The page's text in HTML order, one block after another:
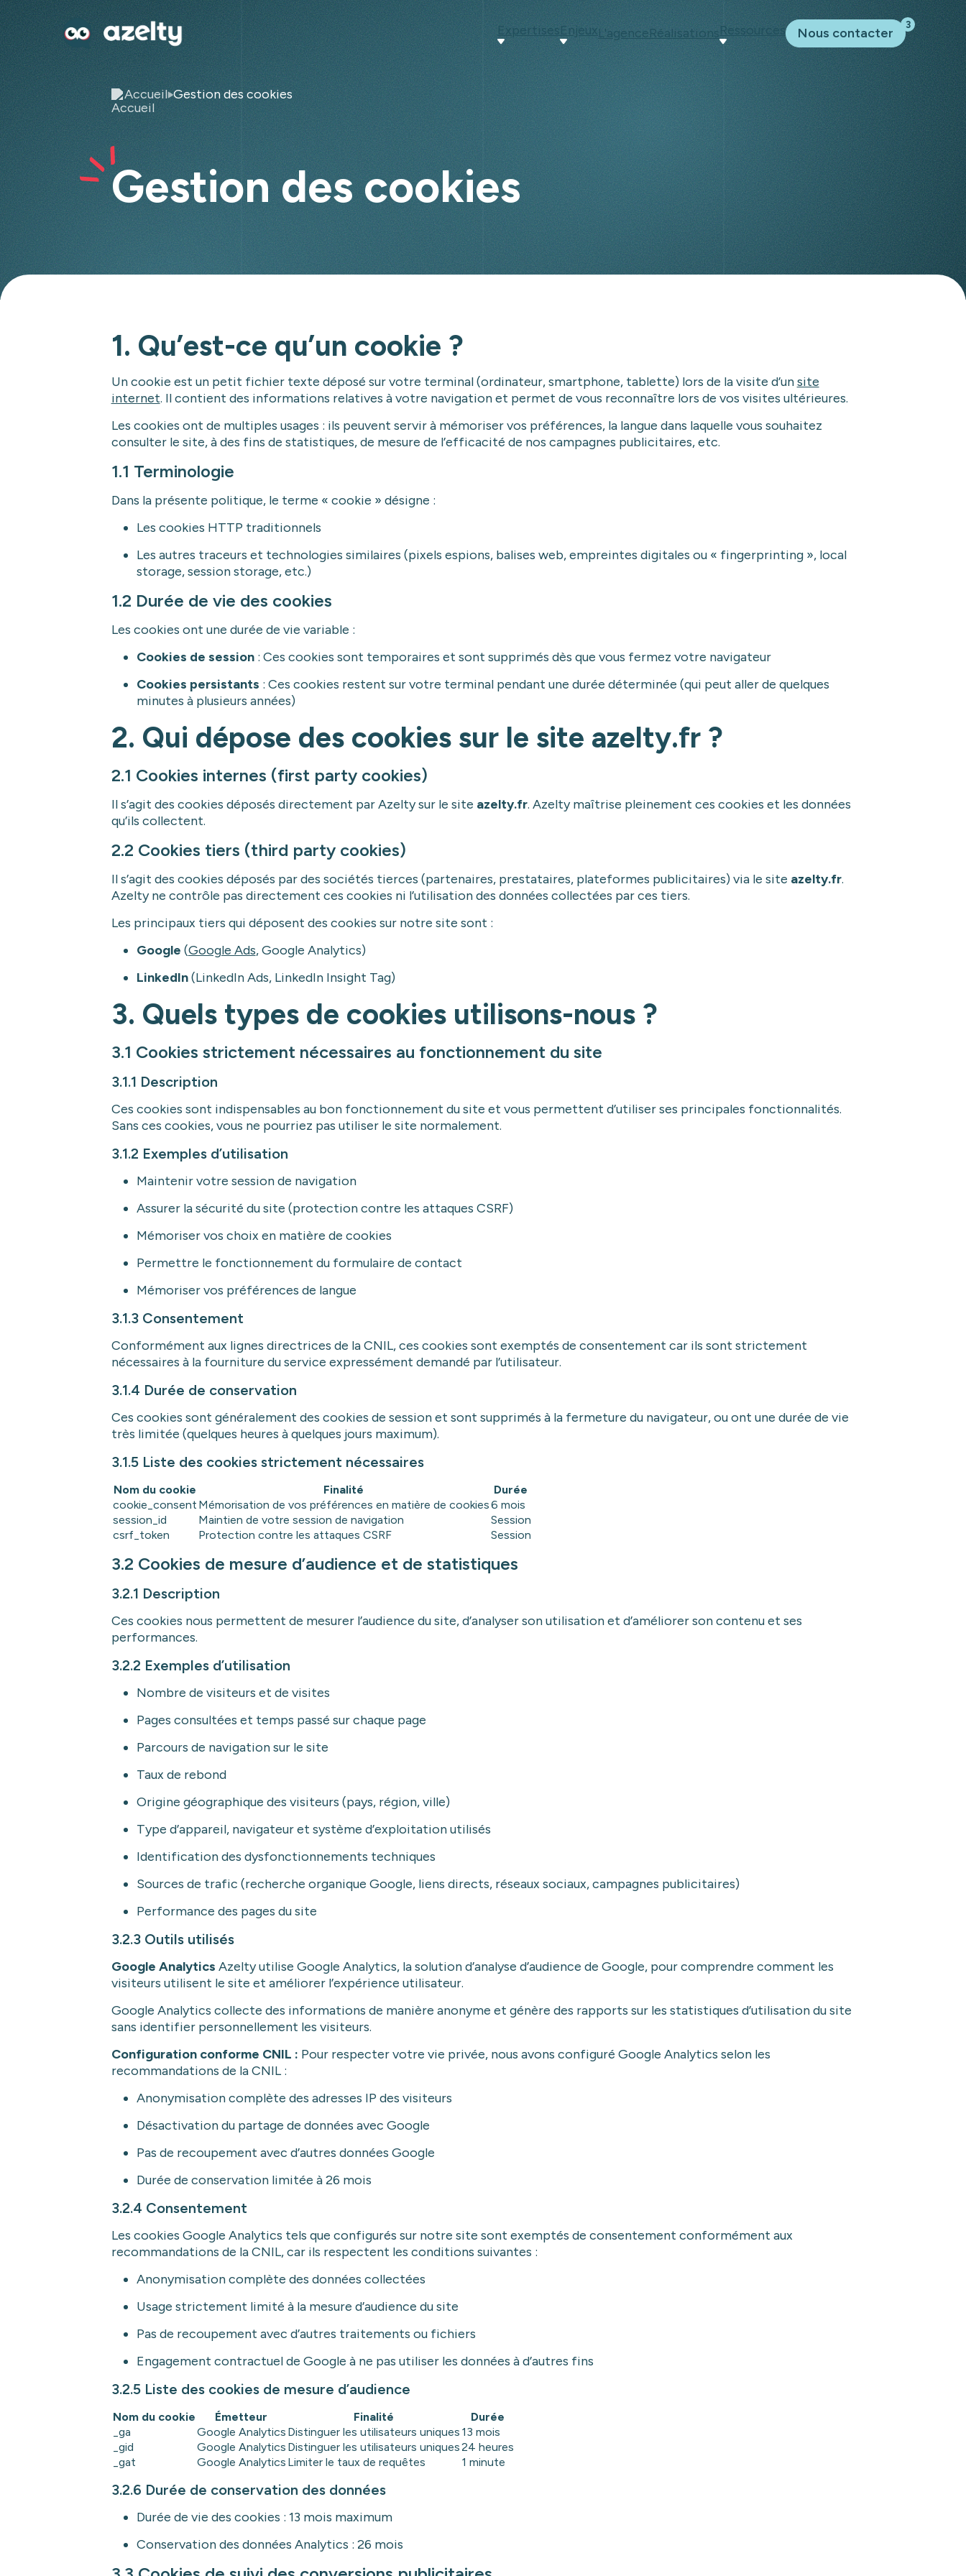
ExpertisesEnjeux L'agence
3
RéalisationsRessources Nous contacter
Accueil Gestion des cookies
Gestion des cookies
1. Qu’est-ce qu’un cookie ?
Un cookie est un petit fichier texte déposé sur votre terminal (ordinateur, smartphone, tablette) lors de la visite d’unsite
internet. Il contient des informations relatives à votre navigation et permet de vous reconnaître lors de vos visites ultérieures.
Les cookies ont de multiples usages : ils peuvent servir à mémoriser vos préférences, la langue dans laquelle vous souhaitez
consulter le site, à des fins de statistiques, de mesure de l’efficacité de nos campagnes publicitaires, etc.
1.1 Terminologie
Dans la présente politique, le terme « cookie » désigne :
Les cookies HTTP traditionnels
Les autres traceurs et technologies similaires (pixels espions, balises web, empreintes digitales ou « fingerprinting », local
storage, session storage, etc.)
1.2 Durée de vie des cookies
Les cookies ont une durée de vie variable :
Cookies de session: Ces cookies sont temporaires et sont supprimés dès que vous fermez votre navigateur
Cookies persistants : Ces cookies restent sur votre terminal pendant une durée déterminée (qui peut aller de quelques
minutes à plusieurs années)
2. Qui dépose des cookies sur le site azelty.fr ?
2.1 Cookies internes (first party cookies)
Il s’agit des cookies déposés directement par Azelty sur le site azelty.fr. Azelty maîtrise pleinement ces cookies et les données
qu’ils collectent.
2.2 Cookies tiers (third party cookies)
Il s’agit des cookies déposés par des sociétés tierces (partenaires, prestataires, plateformes publicitaires) via le site azelty.fr.
Azelty ne contrôle pas directement ces cookies ni l’utilisation des données collectées par ces tiers.
Les principaux tiers qui déposent des cookies sur notre site sont :
Google (Google Ads, Google Analytics)
LinkedIn(LinkedIn Ads, LinkedIn Insight Tag)
3. Quels types de cookies utilisons-nous ?
3.1 Cookies strictement nécessaires au fonctionnement du site
3.1.1 Description
Ces cookies sont indispensables au bon fonctionnement du site et vous permettent d’utiliser ses principales fonctionnalités.
Sans ces cookies, vous ne pourriez pas utiliser le site normalement.
3.1.2 Exemples d’utilisation
Maintenir votre session de navigation
Assurer la sécurité du site (protection contre les attaques CSRF)
Mémoriser vos choix en matière de cookies
Permettre le fonctionnement du formulaire de contact
Mémoriser vos préférences de langue
3.1.3 Consentement
Conformément aux lignes directrices de la CNIL, ces cookies sont exemptés de consentement car ils sont strictement
nécessaires à la fourniture du service expressément demandé par l’utilisateur.
3.1.4 Durée de conservation
Ces cookies sont généralement des cookies de session et sont supprimés à la fermeture du navigateur, ou ont une durée de vie
très limitée (quelques heures à quelques jours maximum).
3.1.5 Liste des cookies strictement nécessaires
Nom du cookie Finalité
Durée
cookie_consent Mémorisation de vos préférences en matière de cookies6 mois
session_id
Maintien de votre session de navigation
Session
csrf_token
Protection contre les attaques CSRF Session
3.2 Cookies de mesure d’audience et de statistiques
3.2.1 Description
Ces cookies nous permettent de mesurer l’audience du site, d’analyser son utilisation et d’améliorer son contenu et ses
performances.
3.2.2 Exemples d’utilisation
Nombre de visiteurs et de visites
Pages consultées et temps passé sur chaque page
Parcours de navigation sur le site
Taux de rebond
Origine géographique des visiteurs (pays, région, ville)
Type d’appareil, navigateur et système d’exploitation utilisés
Identification des dysfonctionnements techniques
Sources de trafic (recherche organique Google, liens directs, réseaux sociaux, campagnes publicitaires)
Performance des pages du site
3.2.3 Outils utilisés
Google Analytics Azelty utilise Google Analytics, la solution d’analyse d’audience de Google, pour comprendre comment les
visiteurs utilisent le site et améliorer l’expérience utilisateur.
Google Analytics collecte des informations de manière anonyme et génère des rapports sur les statistiques d’utilisation du site
sans identifier personnellement les visiteurs.
Configuration conforme CNIL : Pour respecter votre vie privée, nous avons configuré Google Analytics selon les
recommandations de la CNIL :
Anonymisation complète des adresses IP des visiteurs
Désactivation du partage de données avec Google
Pas de recoupement avec d’autres données Google
Durée de conservation limitée à 26 mois
3.2.4 Consentement
Les cookies Google Analytics tels que configurés sur notre site sont exemptés de consentement conformément aux
recommandations de la CNIL, car ils respectent les conditions suivantes :
Anonymisation complète des données collectées
Usage strictement limité à la mesure d’audience du site
Pas de recoupement avec d’autres traitements ou fichiers
Engagement contractuel de Google à ne pas utiliser les données à d’autres fins
3.2.5 Liste des cookies de mesure d’audience
Nom du cookie Émetteur Finalité
Durée
_ga
Google Analytics Distinguer les utilisateurs uniques 13 mois
_gid
Google Analytics Distinguer les utilisateurs uniques24 heures
_gat
Google Analytics Limiter le taux de requêtes 1 minute
3.2.6 Durée de conservation des données
Durée de vie des cookies : 13 mois maximum
Conservation des données Analytics : 26 mois